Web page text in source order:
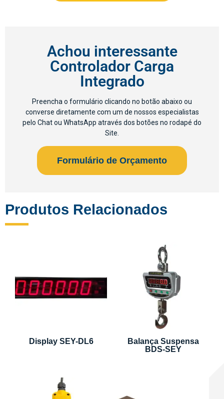
Achou interessante
Controlador Carga
Integrado
Preencha o formulário clicando no botão abaixo ou
converse diretamente com um de nossos especialistas
pelo Chat ou WhatsApp através dos botões no rodapé do
Site.​
Formulário de Orçamento
Produtos Relacionados
Display SEY-DL6
Balança Suspensa
BDS-SEY